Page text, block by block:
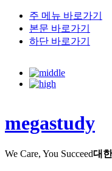
주 메뉴 바로가기
본문 바로가기
하단 바로가기
megastudy
We Care, You Succeed대